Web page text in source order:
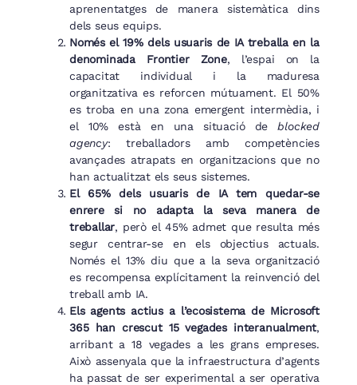
aprenentatges de manera sistemàtica dins
dels seus equips.
Només el 19% dels usuaris de IA treballa en la
denominada Frontier Zone, l’espai on la
capacitat individual i la maduresa
organitzativa es reforcen mútuament. El 50%
es troba en una zona emergent intermèdia, i
el 10% està en una situació deblocked
agency: treballadors amb competències
avançades atrapats en organitzacions que no
han actualitzat els seus sistemes.
El 65% dels usuaris de IA tem quedar-se
enrere si no adapta la seva manera de
treballar, però el 45% admet que resulta més
segur centrar-se en els objectius actuals.
Només el 13% diu que a la seva organització
es recompensa explícitament la reinvenció del
treball amb IA.
Els agents actius a l’ecosistema de Microsoft
365 han crescut 15 vegades interanualment,
arribant a 18 vegades a les grans empreses.
Això assenyala que la infraestructura d’agents
ha passat de ser experimental a ser operativa